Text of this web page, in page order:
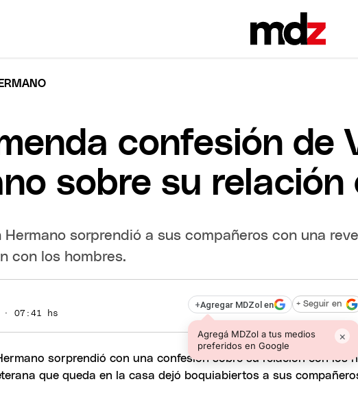
confesión de
sobre su
Hermano sorprendió a sus compañeros con una
con los hombres.
· 07:41 hs
+Agregar MDZol en
Agregá MDZol a tus medios
preferidos en Google
×
+ Seguir en